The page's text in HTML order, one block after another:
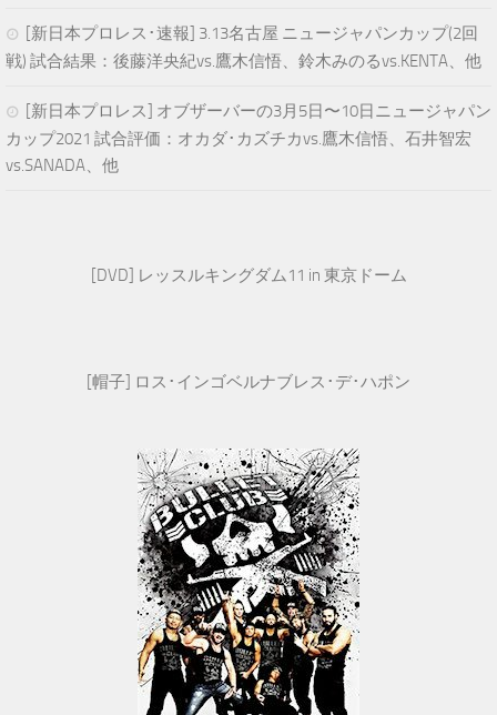
[新日本プロレス･速報] 3.13名古屋 ニュージャパンカップ(2回
戦) 試合結果：後藤洋央紀vs.鷹木信悟、鈴木みのるvs.KENTA、他
[新日本プロレス] オブザーバーの3月5日〜10日ニュージャパン
カップ2021 試合評価：オカダ･カズチカvs.鷹木信悟、石井智宏
vs.SANADA、他
[DVD] レッスルキングダム11 in 東京ドーム
[帽子] ロス･インゴベルナブレス･デ･ハポン